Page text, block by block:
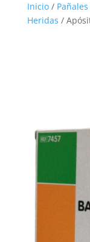
Inicio/
Heridas /